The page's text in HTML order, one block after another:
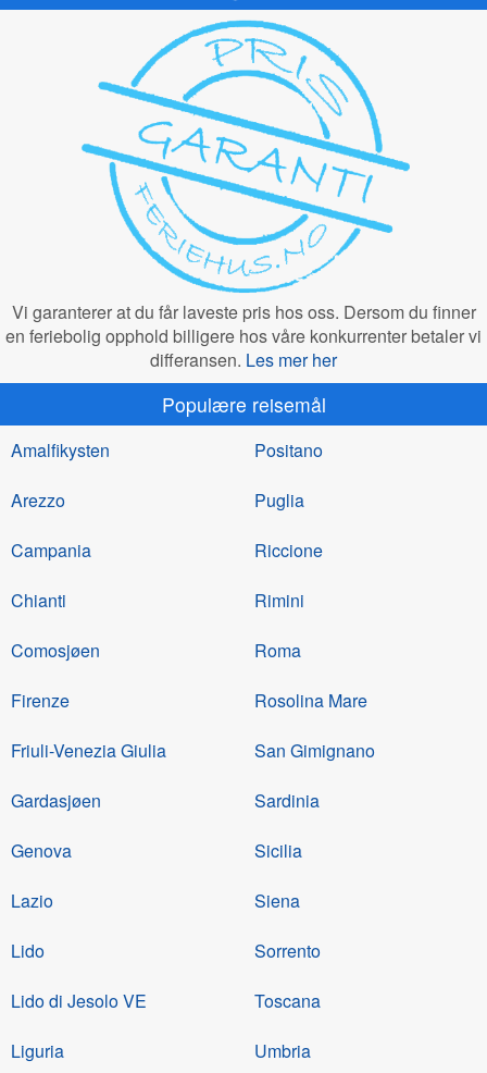
Vi garanterer at du får laveste pris hos oss. Dersom du finner
en feriebolig opphold billigere hos våre konkurrenter betaler vi
differansen. Les mer her
Populære reisemål
Amalfikysten
Arezzo
Campania
Chianti
Comosjøen
Firenze
Friuli-Venezia Giulia
Gardasjøen
Genova
Lazio
Lido
Lido di Jesolo VE
Liguria
Positano
Puglia
Riccione
Rimini
Roma
Rosolina Mare
San Gimignano
Sardinia
Sicilia
Siena
Sorrento
Toscana
Umbria